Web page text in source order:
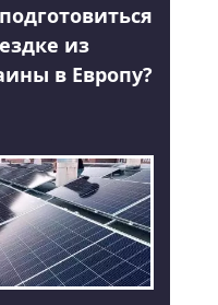
из
в Европу?